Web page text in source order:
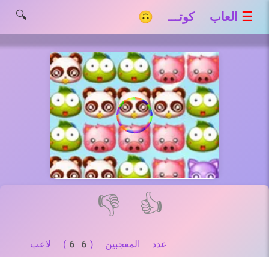
☰ العاب كوتـــ 🙃 🔍
👍
👎
عدد المعجبين (66) لاعب